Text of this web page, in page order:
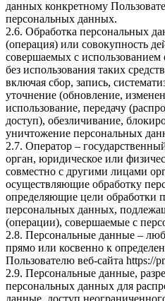
данных конкретному
персональных данных.
2.6. Обработка персональных
(операция) или совокупность
совершаемых с использованием
без использования таких
включая сбор, запись,
уточнение (обновление,
использование, передачу
доступ), обезличивание,
уничтожение персональных
2.7. Оператор –
орган, юридическое или
совместно с другими лицами
осуществляющие обработку
определяющие цели обработки
персональных данных,
(операции), совершаемые с
2.8. Персональные данные –
прямо или косвенно к
Пользователю веб-сайта https://
2.9. Персональные данные,
персональных данных для
данные, доступ